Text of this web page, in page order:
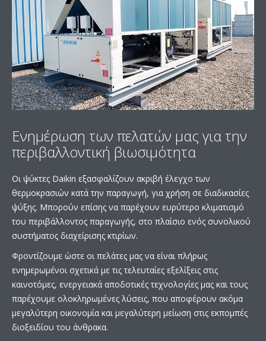
Ενημέρωση των πελατών μας για την
περιβαλλοντική βιωσιμότητα
Οι ψύκτες Daikin εξασφαλίζουν ακριβή έλεγχο των
θερμοκρασιών κατά την παραγωγή, για χρήση σε διαδικασίες
ψύξης. Μπορούν επίσης να παρέχουν ευρύτερο κλιματισμό
του περιβάλλοντος παραγωγής, στο πλαίσιο ενός συνολικού
συστήματος διαχείρισης κτιρίων.
Φροντίζουμε ώστε οι πελάτες μας να είναι πλήρως
ενημερωμένοι σχετικά με τις τελευταίες εξελίξεις στις
καινοτόμες, ενεργειακά αποδοτικές τεχνολογίες μας και τους
παρέχουμε ολοκληρωμένες λύσεις, που αποφέρουν ακόμα
μεγαλύτερη οικονομία και μεγαλύτερη μείωση στις εκπομπές
διοξειδίου του άνθρακα.